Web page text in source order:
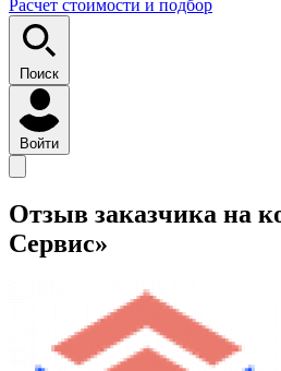
Расчет стоимости и подбор
Поиск
Войти
Отзыв заказчика на
Сервис»